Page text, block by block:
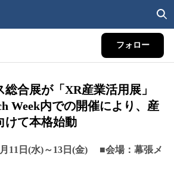
フォロー
合展が「XR産業活用展」
Week内での開催により、産
けて本格始動
11日(水)～13日(金) ■会場：幕張メ